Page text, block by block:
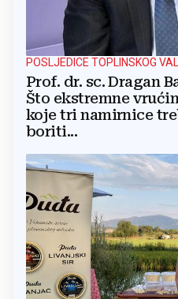
POSLJEDICE TOPLINSKOG
Prof. dr. sc. Dragan
Što ekstremne
koje tri namirnice
boriti...